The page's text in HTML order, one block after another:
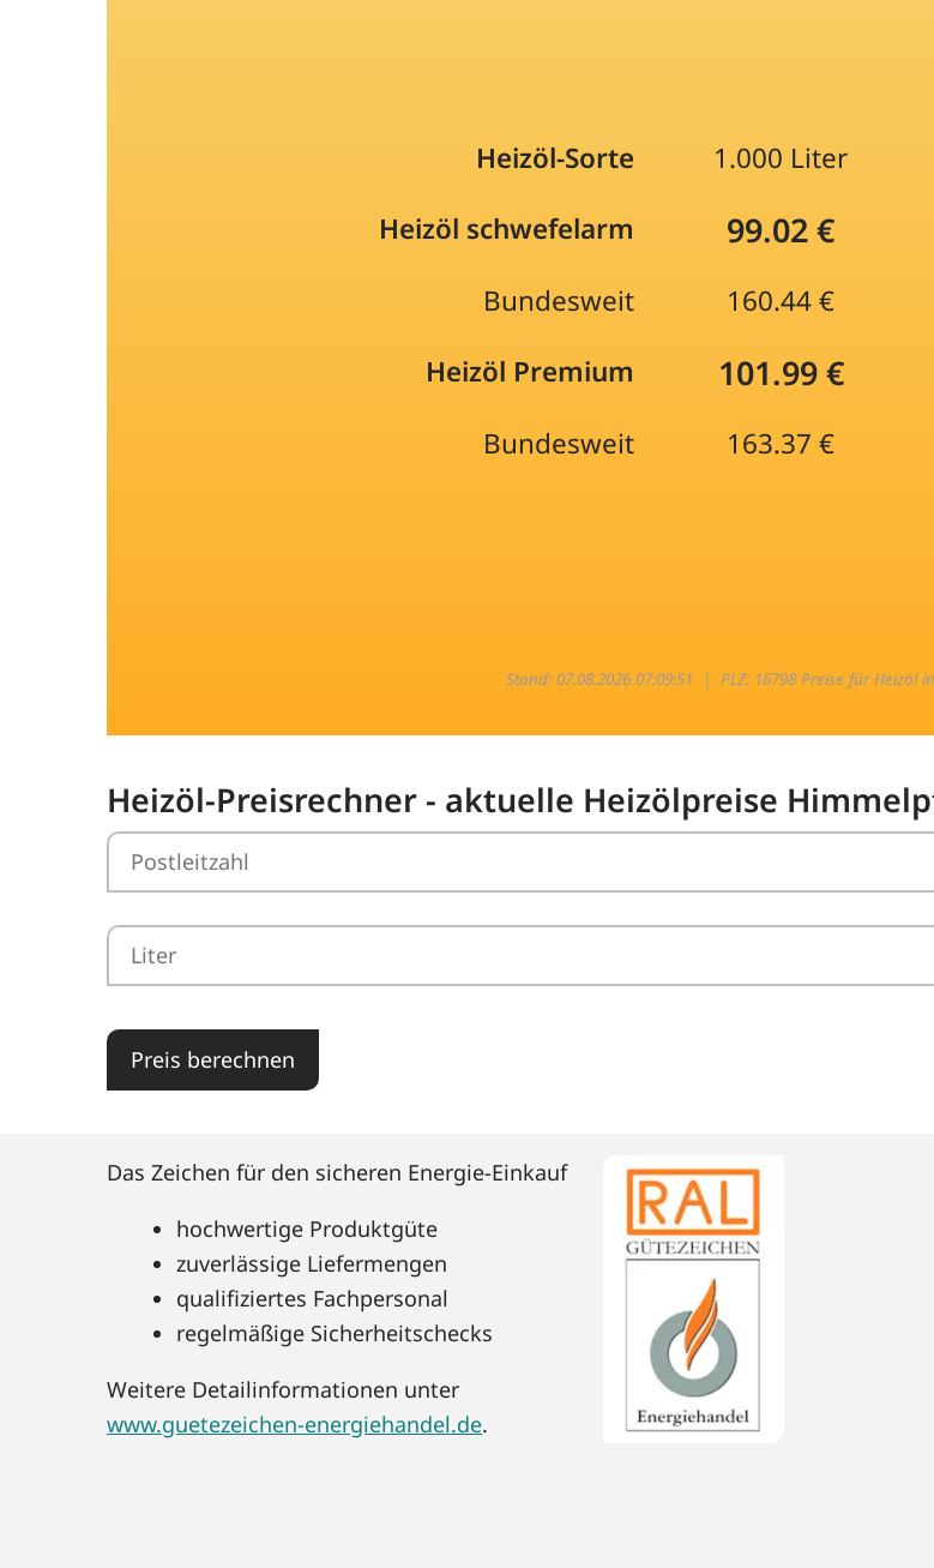
Heizöl-Sorte 1.000 Liter
Heizöl schwefelarm
99.02 €
Bundesweit 160.44 €
Heizöl Premium
101.99 €
Bundesweit 163.37 €
Stand: 07.08.2026 07:09:51 |PLZ: 16798 Preise für Heizöl
Heizöl-Preisrechner - aktuelle Heizölpreise
Preis berechnen
Das Zeichen für den sicheren Energie-Einkauf
hochwertige Produktgüte
zuverlässige Liefermengen
qualifiziertes Fachpersonal
regelmäßige Sicherheitschecks
Weitere Detailinformationen unter
www.guetezeichen-energiehandel.de.